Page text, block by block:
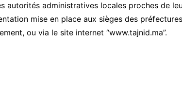
autorités administratives locales proches de
mise en place aux sièges des
ou via le site internet “www.tajnid.ma”.